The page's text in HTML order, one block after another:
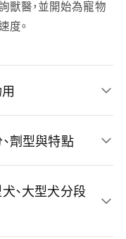
獸醫，並開始為寵物
度。
劑型與特點
、大型犬分段